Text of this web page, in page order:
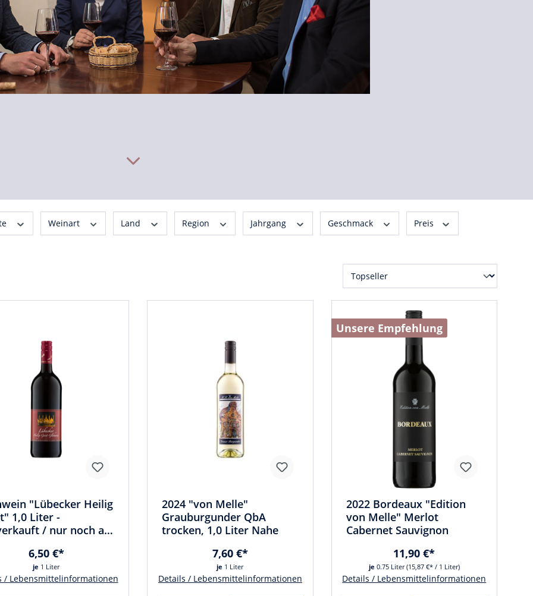
Weinart Land Region Jahrgang Geschmack Preis
"Lübecker Heilig
1,0 Liter -
/ nur noch als
je 1 Liter
6,50 €*
/ Lebensmittelinformationen
2024 "von Melle"
Grauburgunder QbA
trocken, 1,0 Liter Nahe
je 1 Liter
7,60 €*
Details / Lebensmittelinformationen
Unsere Empfehlung
2022 Bordeaux "Edition
von Melle" Merlot
Cabernet Sauvignon
je 0.75 Liter(15,87 €* / 1 Liter)
11,90 €*
Details / Lebensmittelinformationen